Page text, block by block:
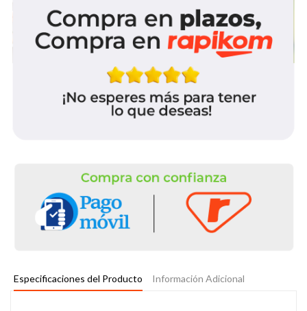
Especificaciones del Producto Información Adicional